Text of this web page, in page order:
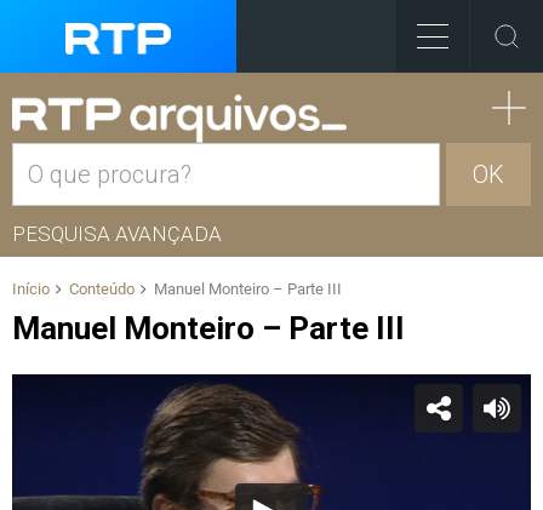
OK
PESQUISA AVANÇADA
Início Conteúdo Manuel Monteiro – Parte III
Manuel Monteiro – Parte III